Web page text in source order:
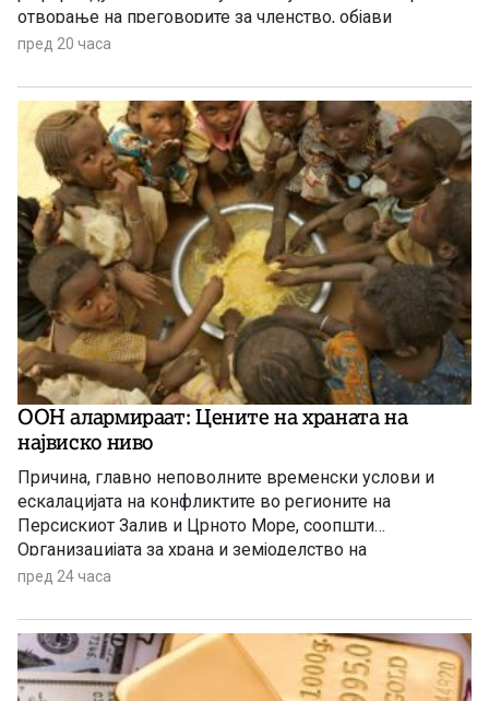
отворање на преговорите за членство, објави
„Политико“, повикувајќи се на европски претставници
пред 20 часа
ООН алармираат: Цените на храната на
највиско ниво
Причина, главно неповолните временски услови и
ескалацијата на конфликтите во регионите на
Персискиот Залив и Црното Море, соопшти
Организацијата за храна и земјоделство на
Обединетите нации (ФАО).
пред 24 часа